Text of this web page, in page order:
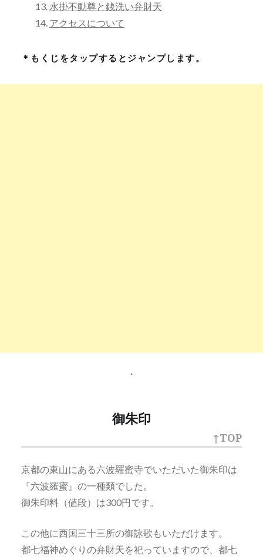
水掛不動尊と銭洗い弁財天
アクセスについて
＊もくじをタップするとジャンプします。
・
御朱印
↑TOP
京都の東山にある六波羅蜜寺でいただいた御朱印は
『六波羅蜜』の一種類でした。
御朱印料（値段）は300円です。
この他に西国三十三所の御詠歌もいただけます。
都七福神めぐりの弁財天を祀っていますので、都七